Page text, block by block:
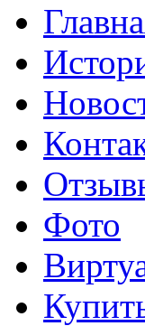
Фото